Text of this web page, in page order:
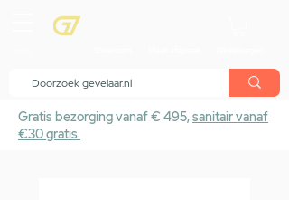
Gratis bezorging vanaf € 495,sanitair vanaf
€30 gratis